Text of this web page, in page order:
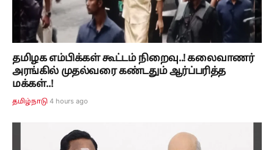
தமிழக எம்பிக்கள் கூட்டம் நிறைவு..! கலைவாணர்
அரங்கில் முதல்வரை கண்டதும் ஆர்ப்பரித்த
மக்கள்..!
தமிழ்நாடு 4 hours ago